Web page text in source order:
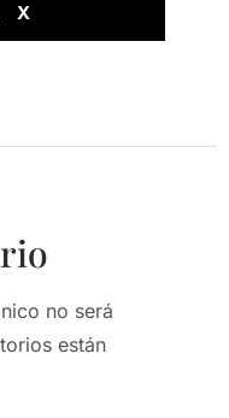
X
no será
están